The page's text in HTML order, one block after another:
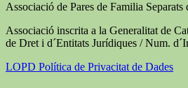
Associació de Pares de Familia
Associació inscrita a la Generalitat de
de Dret i d´Entitats Jurídiques / Num.
LOPD Política de Privacitat de Dades